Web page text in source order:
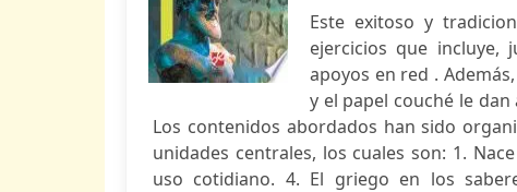
Este exitoso y
ejercicios que incluye,
apoyos en red .
y el papel couché le
Los contenidos abordados han sido
unidades centrales, los cuales son: 1.
uso cotidiano. 4. El griego en los